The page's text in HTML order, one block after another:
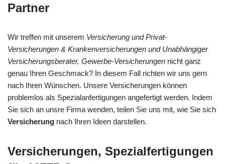
Partner
Wir treffen mit unserem Versicherung und Privat-
Versicherungen & Krankenversicherungen und Unabhängiger
Versicherungsberater, Gewerbe-Versicherungen nicht ganz
genau Ihren Geschmack? In diesem Fall richten wir uns gern
nach Ihren Wünschen. Unsere Versicherungen können
problemlos als Spezialanfertigungen angefertigt werden. Indem
Sie sich an unsre Firma wenden, teilen Sie uns mit, wie Sie sich
Versicherung nach Ihren Ideen darstellen.
Versicherungen, Spezialfertigungen